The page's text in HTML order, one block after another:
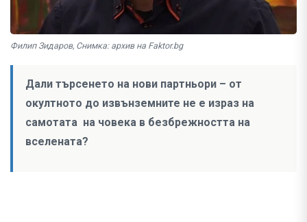
Филип Зидаров, Снимка: архив на Faktor.bg
Дали търсенето на нови партньори – от
окултното до извънземните не е израз на
самотата на човека в безбрежността на
вселената?